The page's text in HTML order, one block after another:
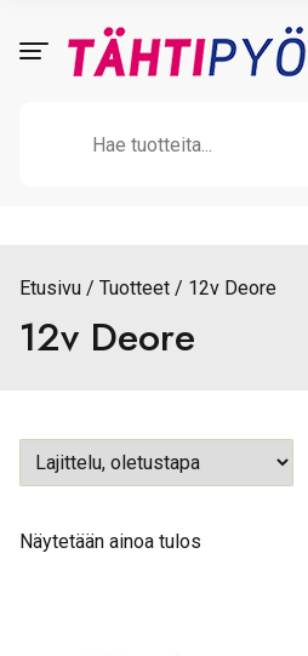
Etusivu Tuotteet 12v Deore
12v Deore
Näytetään ainoa tulos